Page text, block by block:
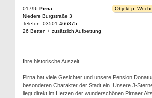
01796 Pirna
Niedere Burgstraße 3
Telefon: 03501 466875
26 Betten + zusätzlich Aufbettung
Objekt p.
Ihre historische Auszeit.
Pirna hat viele Gesichter und unsere Pension
besonderen Charakter der Stadt ein. Unsere 3-
liegt direkt im Herzen der wunderschönen Pirnaer